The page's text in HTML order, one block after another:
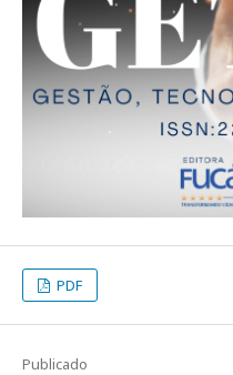
PDF
Publicado